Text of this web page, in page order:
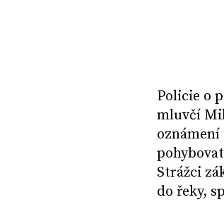
Policie o
mluvčí
Strážci
do řeky,